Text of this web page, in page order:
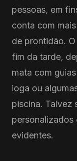
pessoas, em
conta com
de prontidão.
fim da tarde,
mata com
ioga ou
piscina. Talvez
personalizados
evidentes.